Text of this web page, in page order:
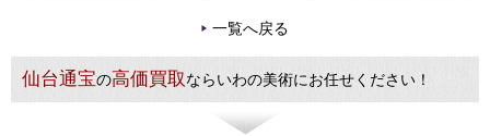
一覧へ戻る
仙台通宝の高価買取ならいわの美術にお任せください！